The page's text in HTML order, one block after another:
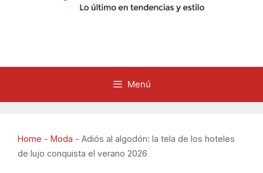
Menú
Home - Moda - Adiós al algodón: la tela de los hoteles
de lujo conquista el verano 2026